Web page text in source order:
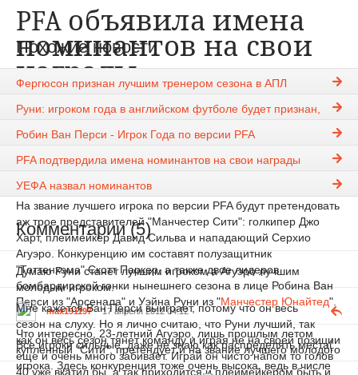
PFA объявила имена
номинантов на свои
награды
Rauf27 17-04-2012, 03:53 1284
Ассоциация профессиональных игроков (PFA) объявила
имена номинантов на звание Игрока Года и молодого Игрока
Года в Премьер-Лиге.
На звание лучшего игрока по версии PFA будут претендовать
аж трое представителей "Манчестер Сити": голкипер Джо
Харт, плеймейкер Давид Сильва и нападающий Серхио
Агуэро. Конкуренцию им составят полузащитник
"Тоттенхэма" Скотт Паркер, а также двое лидеров
бомбардирской гонки нынешнего сезона в лице Робина Ван
Перси из "Арсенала" и Уэйна Руни из "Манчестер Юнайтед".
Что интересно, 23-летний Агуэро, лишь прошлым летом
купленный "Сити", претендует и на звание лучшего молодого
игрока. Здесь конкуренция тоже очень высока, ведь в числе
Похожие новости
Фергюсон признан лучшим тренером сезона в АПЛ
Руни: игроком года в английском футболе будет признан,
Робин Ван Перси - Игрок Года по версии PFA
PFA подтвердила имена номинантов на свои награды
УЕФА назвал номинантов
Комментарии (5)
Думаю Руни станет лучшим игроком а Агуэро лучшим
молодым игроком.
max191197 17 апреля 2012 04:12
Мне кажется Ван Перси выиграет, потому что он весь
сезон на слуху. Но я лично считаю, что Руни лучший, так
как он весь сезон тянет команду и играя не на своей позиции
еще и очень много забивает. Играй он чисто напом то голов
40 уже вкатил бы, а так приходится и плеймейкером быть и
Все игроки сильные, даже не знаю как распределять места(